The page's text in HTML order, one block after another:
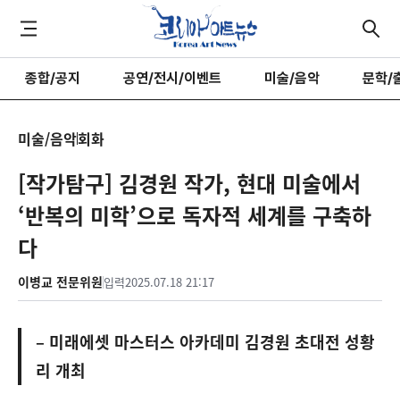
종합/공지 공연/전시/이벤트 미술/음악 문학/
미술/음악회화
[작가탐구] 김경원 작가, 현대 미술에서
‘반복의 미학’으로 독자적 세계를 구축하
다
이병교 전문위원입력2025.07.18 21:17
– 미래에셋 마스터스 아카데미 김경원 초대전 성황
리 개최